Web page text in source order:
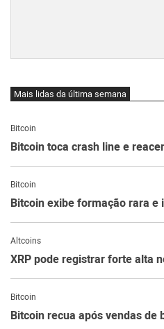
Mais lidas da última semana
Bitcoin
Bitcoin toca crash line e
Bitcoin
Bitcoin exibe formação rara e
Altcoins
XRP pode registrar forte alta
Bitcoin
Bitcoin recua após vendas de